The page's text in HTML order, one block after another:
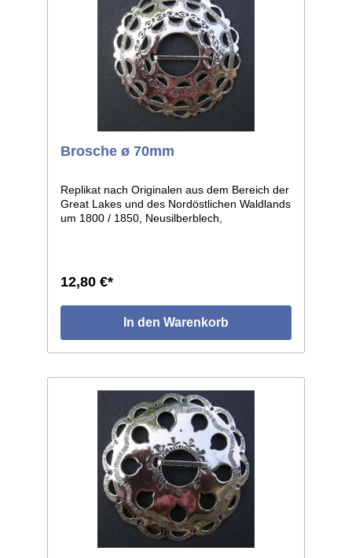
Brosche ø 70mm
Replikat nach Originalen aus dem Bereich der
Great Lakes und des Nordöstlichen Waldlands
um 1800 / 1850, Neusilberblech,
Handarbeit gefertigt. Größe: ø ca.70mm.
12,80 €*
In den Warenkorb